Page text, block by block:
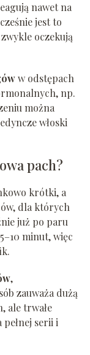
nawet na
jest to
oczekują
w odstępach
np.
można
włoski
pach?
krótki, a
dla których
już po paru
minut, więc
,
zauważa dużą
ale trwałe
pełnej serii i